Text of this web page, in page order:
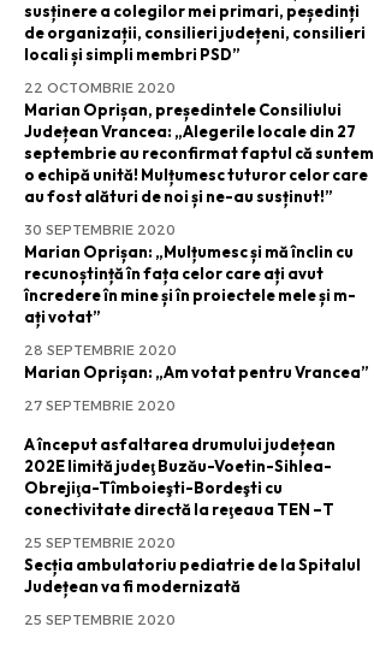
susținere a colegilor mei primari, peședinți
de organizații, consilieri județeni, consilieri
locali și simpli membri PSD”
22 OCTOMBRIE 2020
Marian Oprișan, președintele Consiliului
Județean Vrancea: „Alegerile locale din 27
septembrie au reconfirmat faptul că suntem
o echipă unită! Mulțumesc tuturor celor care
au fost alături de noi și ne-au susținut!”
30 SEPTEMBRIE 2020
Marian Oprișan: „Mulțumesc și mă înclin cu
recunoștință în fața celor care ați avut
încredere în mine și în proiectele mele și m-
ați votat”
28 SEPTEMBRIE 2020
Marian Oprișan: „Am votat pentru Vrancea”
27 SEPTEMBRIE 2020
A început asfaltarea drumului județean
202E limită judeţ Buzău-Voetin-Sihlea-
Obrejiţa-Tîmboieşti-Bordeşti cu
conectivitate directă la reţeaua TEN –T
25 SEPTEMBRIE 2020
Secția ambulatoriu pediatrie de la Spitalul
Județean va fi modernizată
25 SEPTEMBRIE 2020